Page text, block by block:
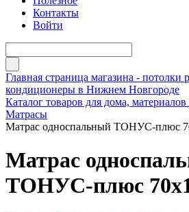
Контакты
Войти
Главная страница магазина - потолки
кондиционеры в Нижнем Новгороде
Каталог товаров для дома,
Матрасы
Матрас односпальный ТОНУС-плюс
Матрас
ТОНУС-плюс